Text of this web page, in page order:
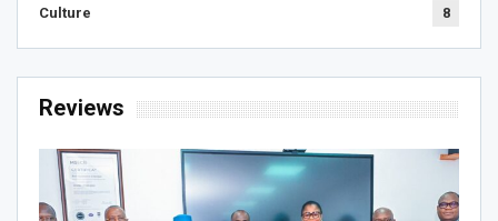
Culture 8
Reviews